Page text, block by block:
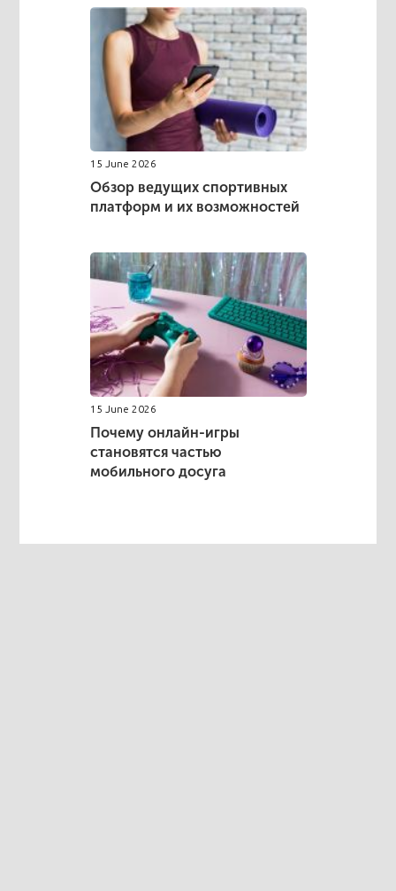
15 June 2026
Обзор ведущих спортивных
платформ и их возможностей
15 June 2026
Почему онлайн-игры
становятся частью
мобильного досуга